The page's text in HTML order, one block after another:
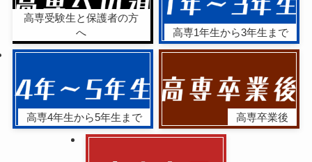
高専受験生と保護者の方
へ
高専1年生から3年生まで
高専4年生から5年生まで 高専卒業後